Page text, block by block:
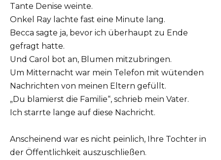
Tante Denise weinte.
Onkel Ray lachte fast eine Minute lang.
Becca sagte ja, bevor ich überhaupt zu Ende
gefragt hatte.
Und Carol bot an, Blumen mitzubringen.
Um Mitternacht war mein Telefon mit wütenden
Nachrichten von meinen Eltern gefüllt.
„Du blamierst die Familie“, schrieb mein Vater.
Ich starrte lange auf diese Nachricht.
Anscheinend war es nicht peinlich, Ihre Tochter in
der Öffentlichkeit auszuschließen.